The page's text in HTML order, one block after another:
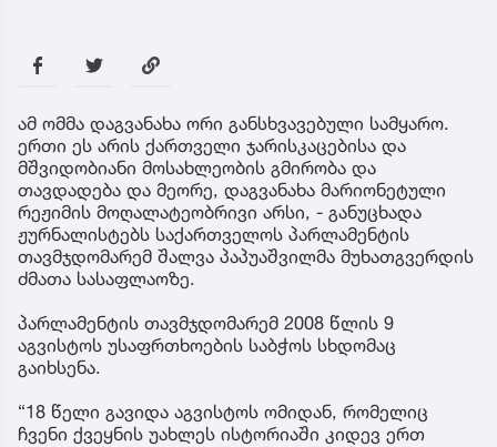
ამ ომმა დაგვანახა ორი განსხვავებული სამყარო.
ერთი ეს არის ქართველი ჯარისკაცებისა და
მშვიდობიანი მოსახლეობის გმირობა და
თავდადება და მეორე, დაგვანახა მარიონეტული
რეჟიმის მოღალატეობრივი არსი, - განუცხადა
ჟურნალისტებს საქართველოს პარლამენტის
თავმჯდომარემ შალვა პაპუაშვილმა მუხათგვერდის
ძმათა სასაფლაოზე.
პარლამენტის თავმჯდომარემ 2008 წლის 9
აგვისტოს უსაფრთხოების საბჭოს სხდომაც
გაიხსენა.
“18 წელი გავიდა აგვისტოს ომიდან, რომელიც
ჩვენი ქვეყნის უახლეს ისტორიაში კიდევ ერთ